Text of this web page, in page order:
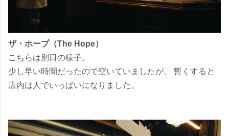
ザ・ホープ（The Hope）
こちらは別日の様子。
少し早い時間だったので空いていましたが、
暫くすると
店内は人でいっぱいになりました。